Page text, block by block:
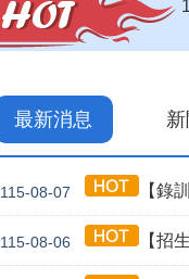
最新消息
115-08-07 【錄
115-08-06 【招